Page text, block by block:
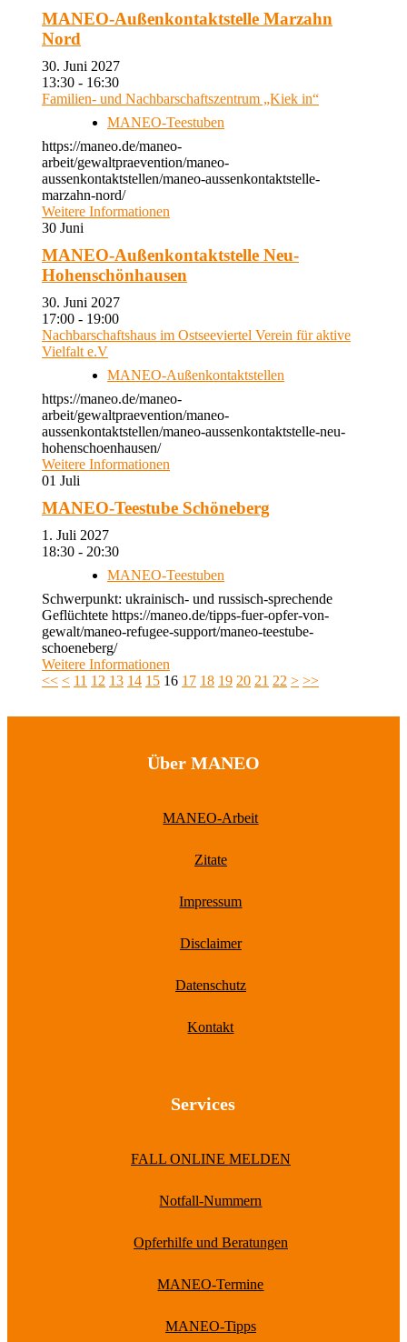
MANEO-Außenkontaktstelle Marzahn
Nord
30. Juni 2027
13:30 - 16:30
Familien- und Nachbarschaftszentrum „Kiek in“
MANEO-Teestuben
https://maneo.de/maneo-
arbeit/gewaltpraevention/maneo-
aussenkontaktstellen/maneo-aussenkontaktstelle-
marzahn-nord/
Weitere Informationen
30 Juni
MANEO-Außenkontaktstelle Neu-
Hohenschönhausen
30. Juni 2027
17:00 - 19:00
Nachbarschaftshaus im Ostseeviertel Verein für aktive
Vielfalt e.V
MANEO-Außenkontaktstellen
https://maneo.de/maneo-
arbeit/gewaltpraevention/maneo-
aussenkontaktstellen/maneo-aussenkontaktstelle-neu-
hohenschoenhausen/
Weitere Informationen
01 Juli
MANEO-Teestube Schöneberg
1. Juli 2027
18:30 - 20:30
MANEO-Teestuben
Schwerpunkt: ukrainisch- und russisch-sprechende
Geflüchtete https://maneo.de/tipps-fuer-opfer-von-
gewalt/maneo-refugee-support/maneo-teestube-
schoeneberg/
Weitere Informationen
<< < 11 12 13 14 15 16 17 18 19 20 21 22 > >>
Über MANEO
MANEO-Arbeit
Zitate
Impressum
Disclaimer
Datenschutz
Kontakt
Services
FALL ONLINE MELDEN
Notfall-Nummern
Opferhilfe und Beratungen
MANEO-Termine
MANEO-Tipps